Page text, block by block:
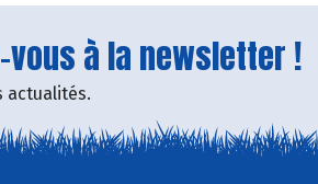
à la newsletter !
actualités.